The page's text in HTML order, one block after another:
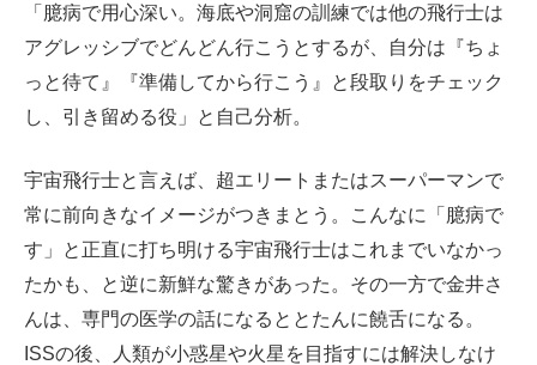
「臆病で用心深い。海底や洞窟の訓練では他の飛行士は
アグレッシブでどんどん行こうとするが、自分は『ちょ
っと待て』『準備してから行こう』と段取りをチェック
し、引き留める役」と自己分析。
宇宙飛行士と言えば、超エリートまたはスーパーマンで
常に前向きなイメージがつきまとう。こんなに「臆病で
す」と正直に打ち明ける宇宙飛行士はこれまでいなかっ
たかも、と逆に新鮮な驚きがあった。その一方で金井さ
んは、専門の医学の話になるととたんに饒舌になる。
ISSの後、人類が小惑星や火星を目指すには解決しなけ